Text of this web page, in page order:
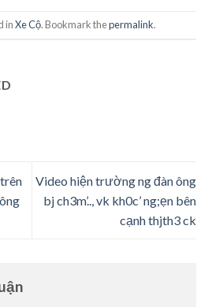
inXe Cộ. Bookmark thepermalink.
Video hiện trường ng đàn ông
bj ch3m’.., vk kh0c’ ng;ẹn bên
cạnh thjth3 ck